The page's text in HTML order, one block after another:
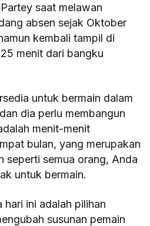
saat melawan
absen sejak Oktober
kembali tampil di
menit dari bangku
untuk bermain dalam
dia perlu membangun
menit-menit
bulan, yang merupakan
seperti semua orang, Anda
untuk bermain.
hari ini adalah pilihan
susunan pemain